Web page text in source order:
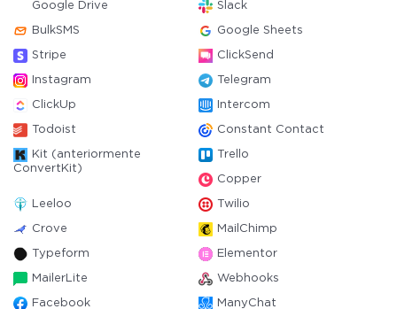
Google Drive Slack
BulkSMS Google Sheets
Stripe ClickSend
Instagram Telegram
ClickUp Intercom
Todoist Constant Contact
Kit (anteriormente
ConvertKit)
Trello
Copper
Leeloo Twilio
Crove MailChimp
Typeform Elementor
MailerLite Webhooks
Facebook ManyChat